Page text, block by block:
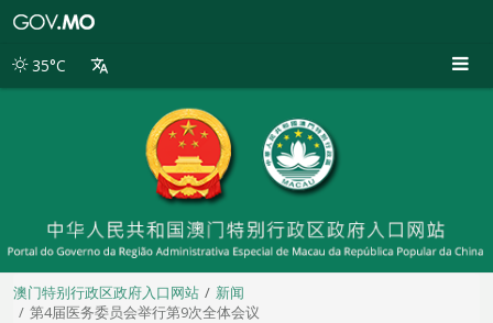
别
35°C
澳门特别行政区政府入口网站
新闻
第4届医务委员会举行第9次全体会议